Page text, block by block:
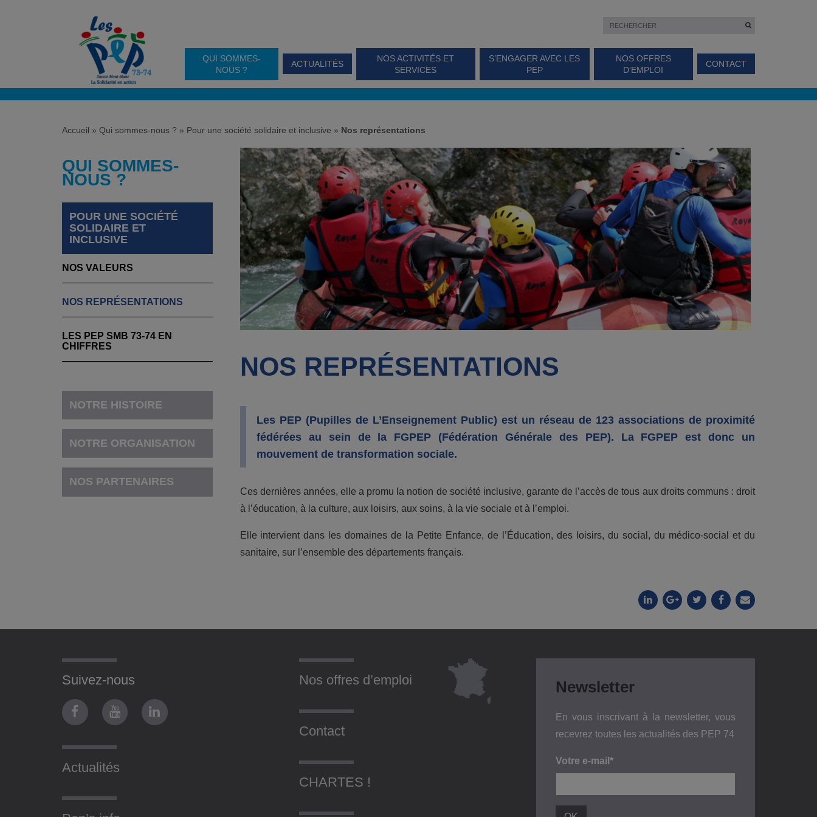
QUI SOMMES-
NOUS ?
ACTUALITÉS
NOS ACTIVITÉS ET
SERVICES
S’ENGAGER AVEC LES
PEP
NOS OFFRES
D’EMPLOI
CONTACT
Accueil » Qui sommes-nous ? » Pour une société solidaire et inclusive » Nos représentations
QUI SOMMES-
NOUS ?
POUR UNE SOCIÉTÉ
SOLIDAIRE ET
INCLUSIVE
NOS VALEURS
NOS REPRÉSENTATIONS
LES PEP SMB 73-74 EN
CHIFFRES
NOTRE HISTOIRE
NOTRE ORGANISATION
NOS PARTENAIRES
NOS REPRÉSENTATIONS
Les PEP (Pupilles de L’Enseignement Public) est un réseau de 123 associations de proximité
fédérées au sein de la FGPEP (Fédération Générale des PEP). La FGPEP est donc un
mouvement de transformation sociale.
Ces dernières années, elle a promu la notion de société inclusive, garante de l’accès de tous aux droits communs : droit
à l’éducation, à la culture, aux loisirs, aux soins, à la vie sociale et à l’emploi.
Elle intervient dans les domaines de la Petite Enfance, de l’Éducation, des loisirs, du social, du médico-social et du
sanitaire, sur l’ensemble des départements français.
Suivez-nous
Actualités
Nos offres d’emploi
Contact
CHARTES !
Newsletter
En vous inscrivant à la newsletter, vous
recevrez toutes les actualités des PEP 74
Votre e-mail*